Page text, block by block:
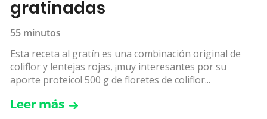
gratinadas
55 minutos
Esta receta al gratín es una combinación original de
coliflor y lentejas rojas, ¡muy interesantes por su
aporte proteico! 500 g de floretes de coliflor...
Leer más